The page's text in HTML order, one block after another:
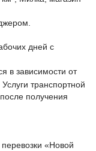
дней с
в зависимости от
транспортной
получения
«Новой